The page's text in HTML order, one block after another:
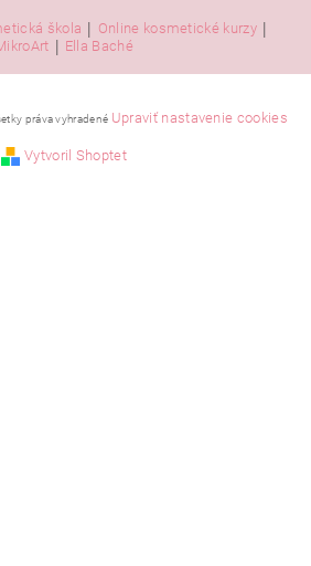
škola | Online kosmetické kurzy |
| Ella Baché
práva vyhradené Upraviť nastavenie cookies
Vytvoril Shoptet